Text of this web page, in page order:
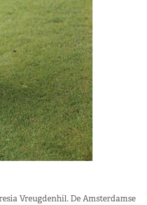
Vreugdenhil. De Amsterdamse